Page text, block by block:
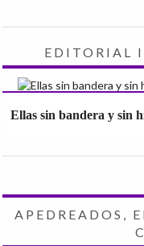
EDITORIAL
Ellas sin bandera y sin
APEDREADOS,